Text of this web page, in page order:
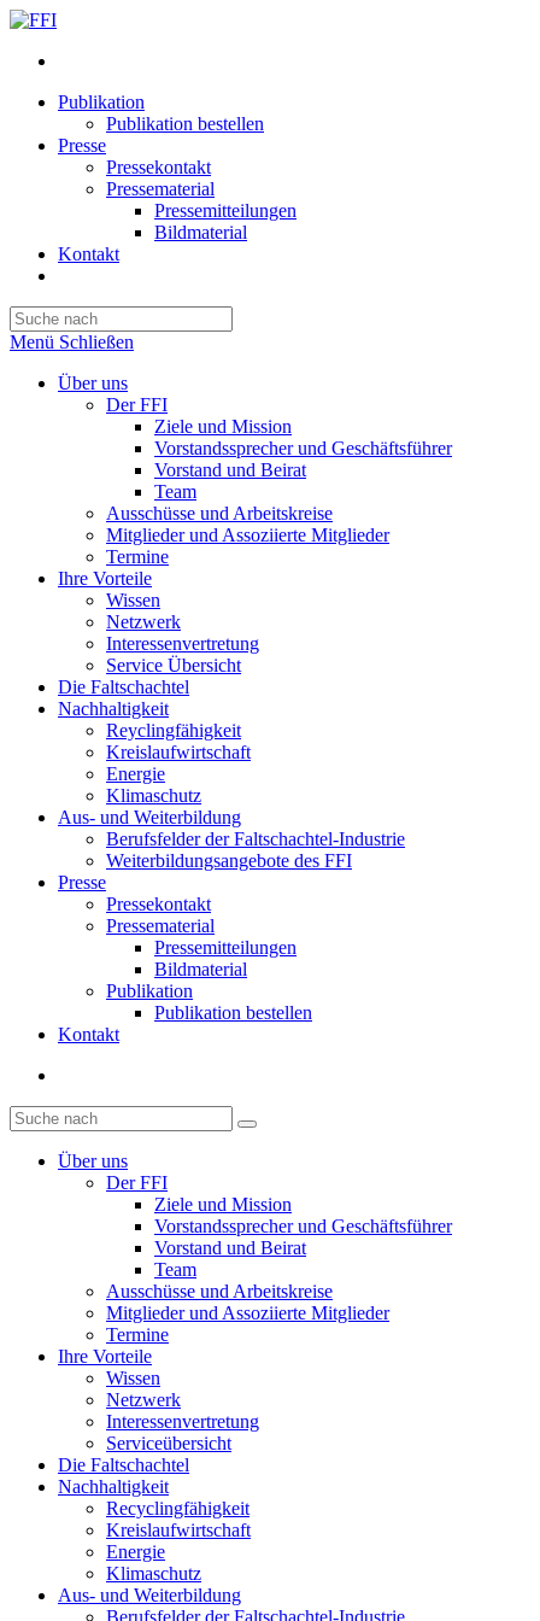
Publikation
Publikation bestellen
Presse
Pressekontakt
Pressematerial
Pressemitteilungen
Bildmaterial
Kontakt
umschalten
Escape
search
panel.
Menü Schließen
Über uns
Der FFI
Ziele und Mission
Vorstandssprecher und Geschäftsführer
Vorstand und Beirat
Team
Ausschüsse und Arbeitskreise
Mitglieder und Assoziierte Mitglieder
Termine
Ihre Vorteile
Wissen
Netzwerk
Interessenvertretung
Service Übersicht
Die Faltschachtel
Nachhaltigkeit
Reyclingfähigkeit
Kreislaufwirtschaft
Energie
Klimaschutz
Aus- und Weiterbildung
Berufsfelder der Faltschachtel-Industrie
Weiterbildungsangebote des FFI
Presse
Pressekontakt
Pressematerial
Pressemitteilungen
Bildmaterial
Publikation
Publikation bestellen
Kontakt
Diese
Website
durchsuchen
Über uns
Der FFI
Ziele und Mission
Vorstandssprecher und Geschäftsführer
Vorstand und Beirat
Team
Ausschüsse und Arbeitskreise
Mitglieder und Assoziierte Mitglieder
Termine
Ihre Vorteile
Wissen
Netzwerk
Interessenvertretung
Serviceübersicht
Die Faltschachtel
Nachhaltigkeit
Recyclingfähigkeit
Kreislaufwirtschaft
Energie
Klimaschutz
Aus- und Weiterbildung
Berufsfelder der Faltschachtel-Industrie